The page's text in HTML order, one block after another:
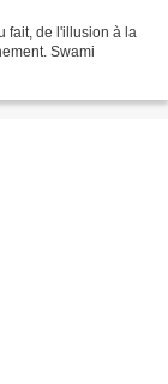
fait, de l'illusion à la
Swami